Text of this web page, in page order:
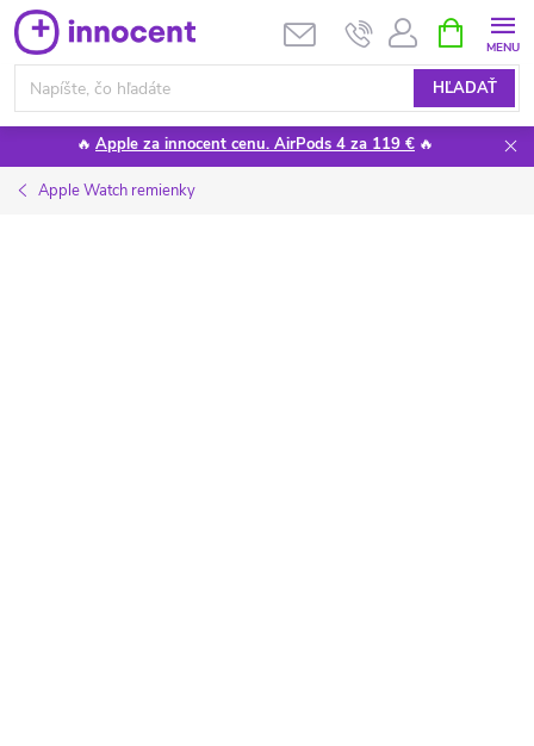
Prejsť
na
obsah
HĽADAŤ
KOŠÍK
🔥 Apple za innocent cenu. AirPods 4 za 119 € 🔥
Apple Watch remienky